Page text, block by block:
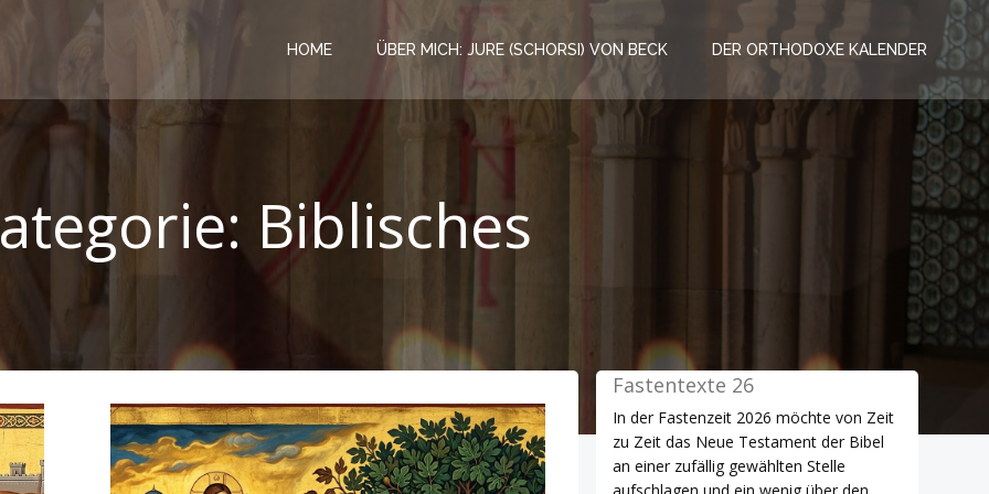
HOME ÜBER MICH: JURE (SCHORSI) VON BECK DER ORTHODOXE KALENDER
Biblisches
Fastentexte 26
In der Fastenzeit 2026 möchte von Zeit
zu Zeit das Neue Testament der Bibel
an einer zufällig gewählten Stelle